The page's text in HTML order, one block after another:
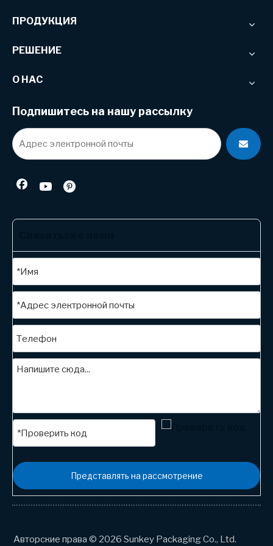
ПРОДУКЦИЯ
РЕШЕНИЕ
О НАС
Подпишитесь на нашу рассылку
Представлять на рассмотрение
Авторские права © 2026 Sunkey Packaging Co., Ltd.